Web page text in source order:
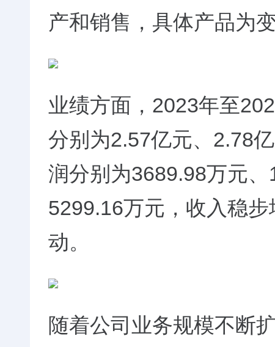
产和销售，具体产品为
业绩方面，2023年至
分别为2.57亿元、2.78
润分别为3689.98万元、
5299.16万元，收入稳
动。
随着公司业务规模不断